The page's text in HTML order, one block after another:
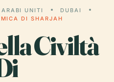
UNITI
DUBAI
DI SHARJAH
Civiltà